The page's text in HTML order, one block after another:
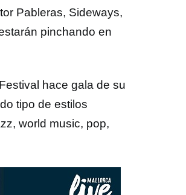
Pableras, Sideways,
pinchando en
hace gala de su
tipo de estilos
world music, pop,